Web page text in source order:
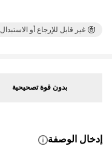
غير قابل للإرجاع أو الاستبدال
بدون قوة تصحيحية
إدخال الوصفة